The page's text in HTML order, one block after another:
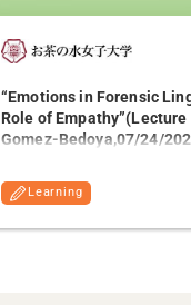
“Emotions in Forensic
Role of Empathy”​(Lecture
Gomez-Bedoya​,07/24/
Learning